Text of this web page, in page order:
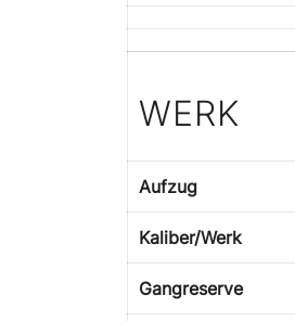
WERK
Aufzug
Kaliber/Werk
Gangreserve